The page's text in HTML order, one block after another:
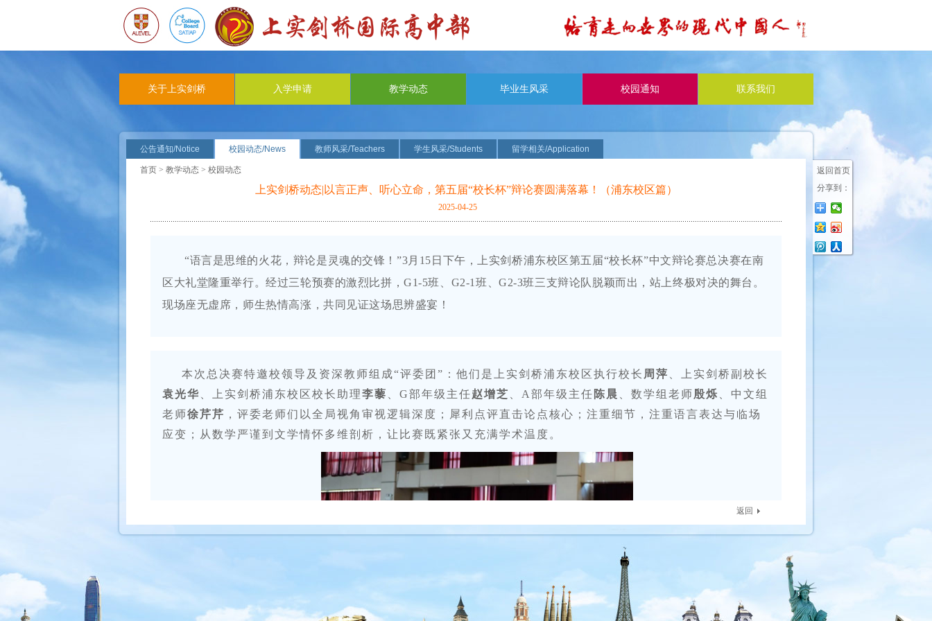
关于上实剑桥 入学申请 教学动态 毕业生风采 校园通知 联系我们
公告通知/Notice 校园动态/News 教师风采/Teachers 学生风采/Students 留学相关/Application
首页 > 教学动态 > 校园动态
上实剑桥动态|以言正声、听心立命，第五届“校长杯”辩论赛圆满落幕！（浦东校区篇）
2025-04-25
“语言是思维的火花，辩论是灵魂的交锋！”3月 15 日下午，上实剑桥浦东校区第五届“校长杯”中文辩论赛总决赛在南
区大礼堂隆重举行。经过三轮预赛的激烈比拼，G1-5班、 G2-1 班、G2-3班三支辩论队脱颖而出，站上终极对决的舞台。
现场座无虚席，师生热情高涨，共同见证这场思辨盛宴！
本次总决赛特邀校领导及资深教师组成“评委团”：他们是上实剑桥浦东校区执行校长 周萍
、上实剑桥副校长
袁光华 、上实剑桥浦东校区校长助理李藜 、G部年级主任赵增芝 、A部年级主任 陈晨 、数学组老师殷烁
、中文组
老师徐芹芹 ，评委老师们以全局视角审视逻辑深度；犀利点评直击论点核心；注重细节，注重语言表达与临场
应变；从数学严谨到文学情怀多维剖析，让比赛既紧张又充满学术温度。
返回
返回首页
分享到：